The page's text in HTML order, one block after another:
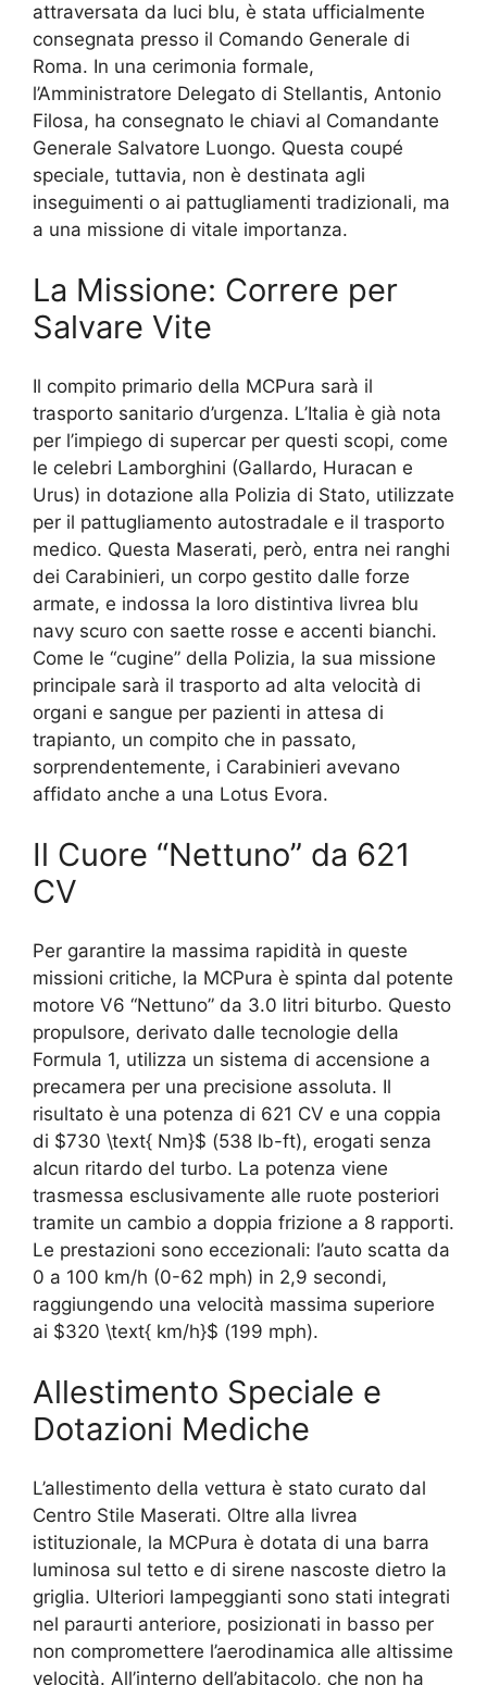
attraversata da luci blu, è stata ufficialmente
consegnata presso il Comando Generale di
Roma. In una cerimonia formale,
l’Amministratore Delegato di Stellantis, Antonio
Filosa, ha consegnato le chiavi al Comandante
Generale Salvatore Luongo. Questa coupé
speciale, tuttavia, non è destinata agli
inseguimenti o ai pattugliamenti tradizionali, ma
a una missione di vitale importanza.
La Missione: Correre per
Salvare Vite
Il compito primario della MCPura sarà il
trasporto sanitario d’urgenza. L’Italia è già nota
per l’impiego di supercar per questi scopi, come
le celebri Lamborghini (Gallardo, Huracan e
Urus) in dotazione alla Polizia di Stato, utilizzate
per il pattugliamento autostradale e il trasporto
medico. Questa Maserati, però, entra nei ranghi
dei Carabinieri, un corpo gestito dalle forze
armate, e indossa la loro distintiva livrea blu
navy scuro con saette rosse e accenti bianchi.
Come le “cugine” della Polizia, la sua missione
principale sarà il trasporto ad alta velocità di
organi e sangue per pazienti in attesa di
trapianto, un compito che in passato,
sorprendentemente, i Carabinieri avevano
affidato anche a una Lotus Evora.
Il Cuore “Nettuno” da 621
CV
Per garantire la massima rapidità in queste
missioni critiche, la MCPura è spinta dal potente
motore V6 “Nettuno” da 3.0 litri biturbo. Questo
propulsore, derivato dalle tecnologie della
Formula 1, utilizza un sistema di accensione a
precamera per una precisione assoluta. Il
risultato è una potenza di 621 CV e una coppia
di $730 \text{ Nm}$ (538 lb-ft), erogati senza
alcun ritardo del turbo. La potenza viene
trasmessa esclusivamente alle ruote posteriori
tramite un cambio a doppia frizione a 8 rapporti.
Le prestazioni sono eccezionali: l’auto scatta da
0 a 100 km/h (0-62 mph) in 2,9 secondi,
raggiungendo una velocità massima superiore
ai $320 \text{ km/h}$ (199 mph).
Allestimento Speciale e
Dotazioni Mediche
L’allestimento della vettura è stato curato dal
Centro Stile Maserati. Oltre alla livrea
istituzionale, la MCPura è dotata di una barra
luminosa sul tetto e di sirene nascoste dietro la
griglia. Ulteriori lampeggianti sono stati integrati
nel paraurti anteriore, posizionati in basso per
non compromettere l’aerodinamica alle altissime
velocità. All’interno dell’abitacolo, che non ha